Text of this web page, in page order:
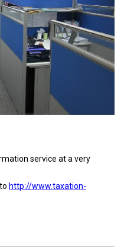
service at a very
http://www.taxation-